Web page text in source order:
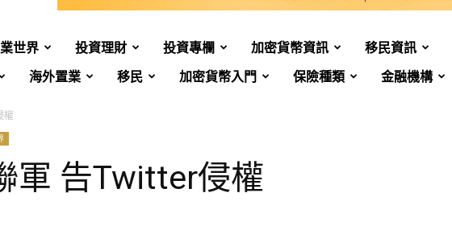
世界 投資理財 投資專欄 加密貨幣資訊 移民資訊
海外置業 移民 加密貨幣入門 保險種類 金融機構
權
軍 告Twitter侵權